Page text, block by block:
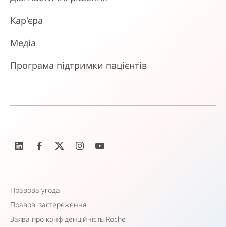
Кар'єра
Медіа
Програма підтримки пацієнтів
Правова угода
Правові застереження
Заява про конфіденційність Roche